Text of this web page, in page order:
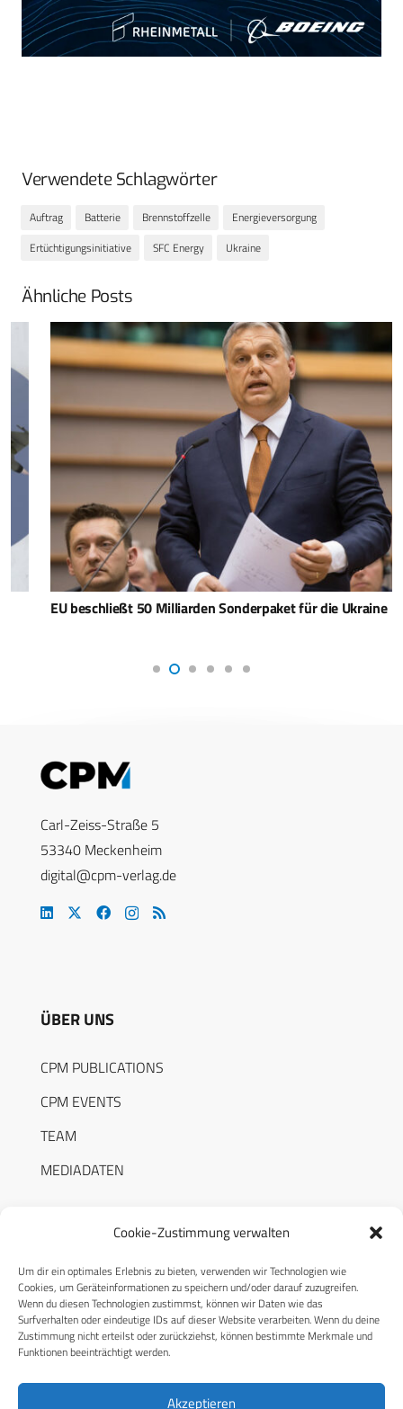
Cookie-Zustimmung verwalten
Um dir ein optimales Erlebnis zu bieten, verwenden wir Technologien wie
Cookies, um Geräteinformationen zu speichern und/oder darauf zuzugreifen.
Wenn du diesen Technologien zustimmst, können wir Daten wie das
Surfverhalten oder eindeutige IDs auf dieser Website verarbeiten. Wenn du deine
Zustimmung nicht erteilst oder zurückziehst, können bestimmte Merkmale und
Funktionen beeinträchtigt werden.
Akzeptieren
Verwendete Schlagwörter
Auftrag Batterie Brennstoffzelle
Energieversorgung
Ertüchtigungsinitiative
SFC Energy Ukraine
Ähnliche Posts
EU beschließt 50 Milliarden Sonderpaket für die Ukraine
Carl-Zeiss-Straße 5
53340 Meckenheim
digital@cpm-verlag.de
ÜBER UNS
CPM PUBLICATIONS
CPM EVENTS
TEAM
MEDIADATEN
RECHTLICHES
Datenschutzerklärung
Cookie-Richtlinie (EU)